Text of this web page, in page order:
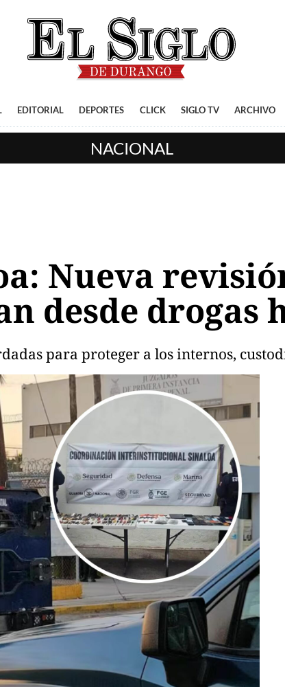
EDITORIAL DEPORTES CLICK SIGLO TV ARCHIVO
NACIONAL
Nueva
desde drogas
para proteger a los internos,